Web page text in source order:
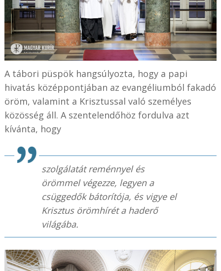
A tábori püspök hangsúlyozta, hogy a papi
hivatás középpontjában az evangéliumból fakadó
öröm, valamint a Krisztussal való személyes
közösség áll. A szentelendőhöz fordulva azt
kívánta, hogy
szolgálatát reménnyel és
örömmel végezze, legyen a
csüggedők bátorítója, és vigye el
Krisztus örömhírét a haderő
világába.